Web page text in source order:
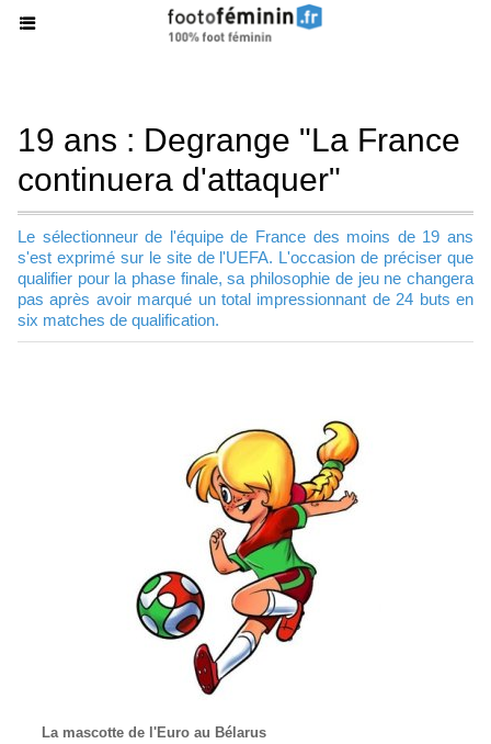
19 ans : Degrange "La France
continuera d'attaquer"
Le sélectionneur de l'équipe de France des moins de 19 ans
s'est exprimé sur le site de l'UEFA. L'occasion de préciser que
qualifier pour la phase finale, sa philosophie de jeu ne changera
pas après avoir marqué un total impressionnant de 24 buts en
six matches de qualification.
La mascotte de l'Euro au Bélarus